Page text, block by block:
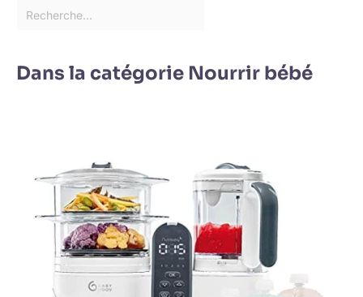
Dans la catégorie Nourrir bébé